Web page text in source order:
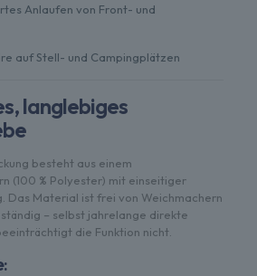
Anlaufen von Front- und
auf Stell- und Campingplätzen
langlebiges
besteht aus einem
(100 % Polyester) mit einseitiger
Das Material ist frei von Weichmachern
– selbst jahrelange direkte
die Funktion nicht.